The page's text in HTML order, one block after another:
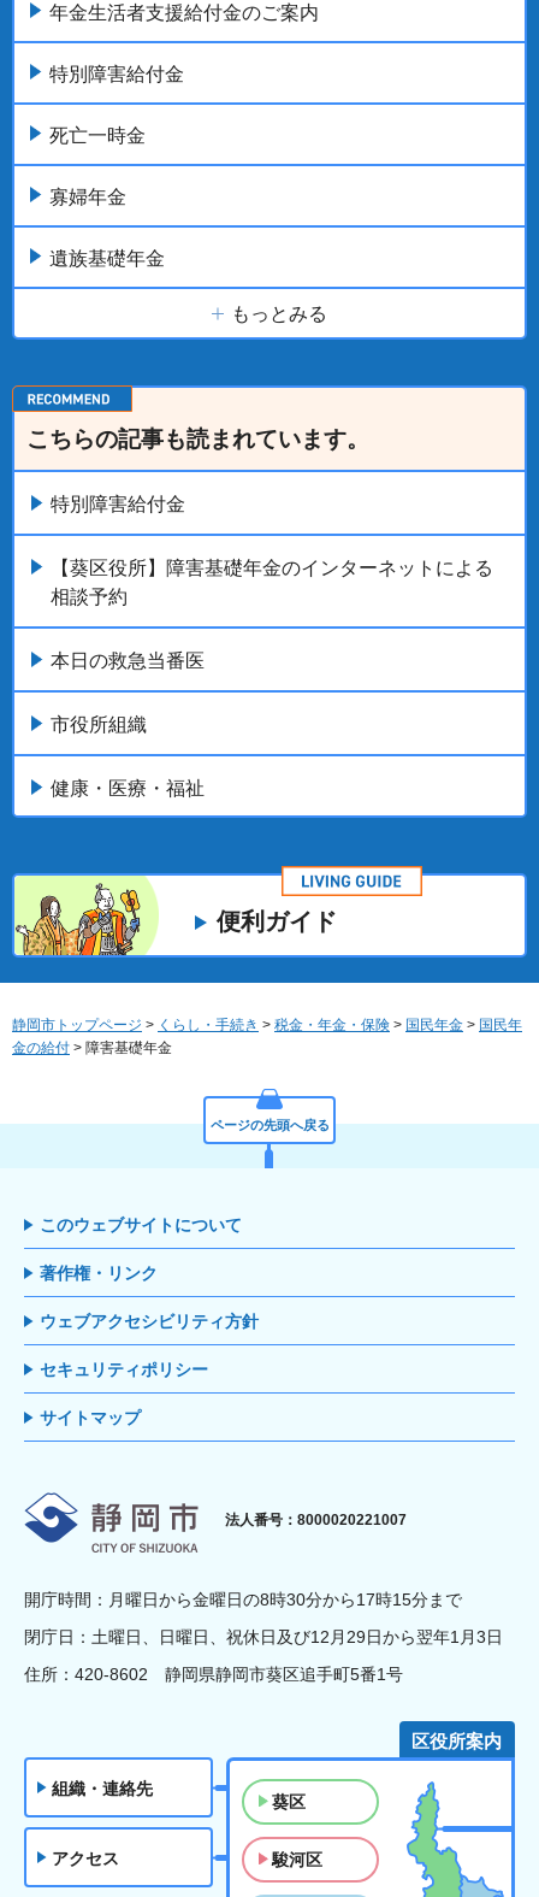
年金生活者支援給付金のご案内
特別障害給付金
死亡一時金
寡婦年金
遺族基礎年金
もっとみる
こちらの記事も読まれています。
特別障害給付金
【葵区役所】障害基礎年金のインターネットによる
相談予約
本日の救急当番医
市役所組織
健康・医療・福祉
便利ガイド
静岡市トップページ > くらし・手続き > 税金・年金・保険 > 国民年金 > 国民年
金の給付 > 障害基礎年金
ページの先頭へ戻る
このウェブサイトについて
著作権・リンク
ウェブアクセシビリティ方針
セキュリティポリシー
サイトマップ
静岡市
法人番号：8000020221007
開庁時間：月曜日から金曜日の8時30分から17時15分まで
閉庁日：土曜日、日曜日、祝休日及び12月29日から翌年1月3日
住所：420-8602 静岡県静岡市葵区追手町5番1号
組織・連絡先
アクセス
区役所案内
葵区
駿河区